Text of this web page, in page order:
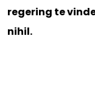
regering te
nihil.